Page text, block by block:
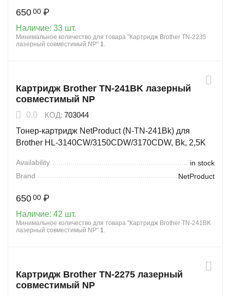
650 00 ₽
Наличие: 33 шт.
Минимальное количество для товара "Картридж Brother TN-2235
лазерный совместимый NP" 1.
Картридж Brother TN-241BK лазерный
совместимый NP
0.0 КОД: 703044
Тонер-картридж NetProduct (N-TN-241Bk) для
Brother HL-3140CW/3150CDW/3170CDW, Bk, 2,5K
Availability
in stock
Brand
NetProduct
650 00 ₽
Наличие: 42 шт.
Минимальное количество для товара "Картридж Brother TN-241BK
лазерный совместимый NP" 1.
Картридж Brother TN-2275 лазерный
совместимый NP